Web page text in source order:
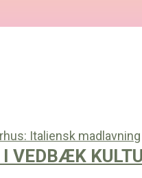
VEDBÆK